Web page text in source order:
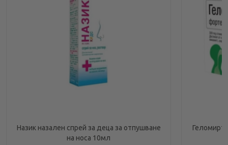
Назик назален спрей за деца за отпушване
на носа 10мл